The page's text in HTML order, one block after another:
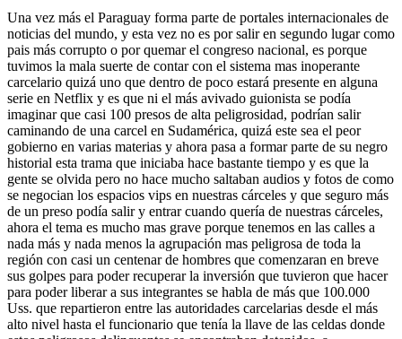
Una vez más el Paraguay forma parte de portales internacionales de
noticias del mundo, y esta vez no es por salir en segundo lugar como
pais más corrupto o por quemar el congreso nacional, es porque
tuvimos la mala suerte de contar con el sistema mas inoperante
carcelario quizá uno que dentro de poco estará presente en alguna
serie en Netflix y es que ni el más avivado guionista se podía
imaginar que casi 100 presos de alta peligrosidad, podrían salir
caminando de una carcel en Sudamérica, quizá este sea el peor
gobierno en varias materias y ahora pasa a formar parte de su negro
historial esta trama que iniciaba hace bastante tiempo y es que la
gente se olvida pero no hace mucho saltaban audios y fotos de como
se negocian los espacios vips en nuestras cárceles y que seguro más
de un preso podía salir y entrar cuando quería de nuestras cárceles,
ahora el tema es mucho mas grave porque tenemos en las calles a
nada más y nada menos la agrupación mas peligrosa de toda la
región con casi un centenar de hombres que comenzaran en breve
sus golpes para poder recuperar la inversión que tuvieron que hacer
para poder liberar a sus integrantes se habla de más que 100.000
Uss. que repartieron entre las autoridades carcelarias desde el más
alto nivel hasta el funcionario que tenía la llave de las celdas donde